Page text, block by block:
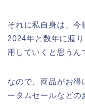
それに私自身は、今
2024年と数年に渡
用していくと思うん
なので、商品がお得
ータムセールなどの